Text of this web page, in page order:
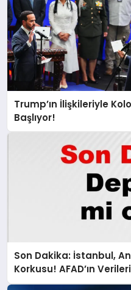
Trump’ın İlişkileriyle
Başlıyor!
Son Dakika: İstanbul,
Korkusu! AFAD’ın
Sarsıntı Oldu?